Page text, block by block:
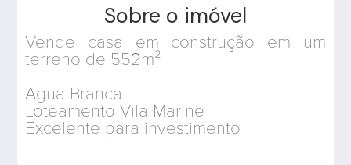
Sobre o imóvel
Vende casa em construção em um
terreno de 552m²
Agua Branca
Loteamento Vila Marine
Excelente para investimento